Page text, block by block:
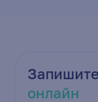
онлайн